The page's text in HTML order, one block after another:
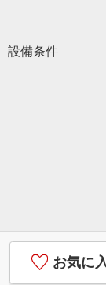
設備条件
お気に